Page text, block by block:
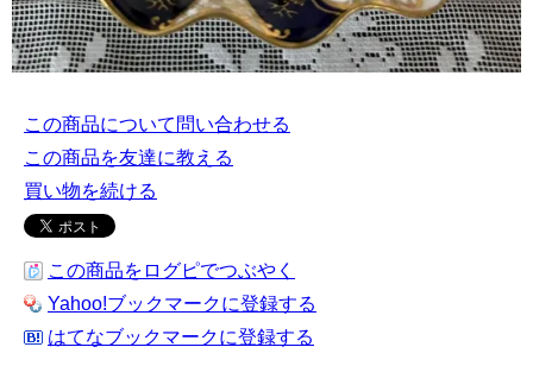
この商品について問い合わせる
この商品を友達に教える
買い物を続ける
この商品をログピでつぶやく
Yahoo!ブックマークに登録する
はてなブックマークに登録する